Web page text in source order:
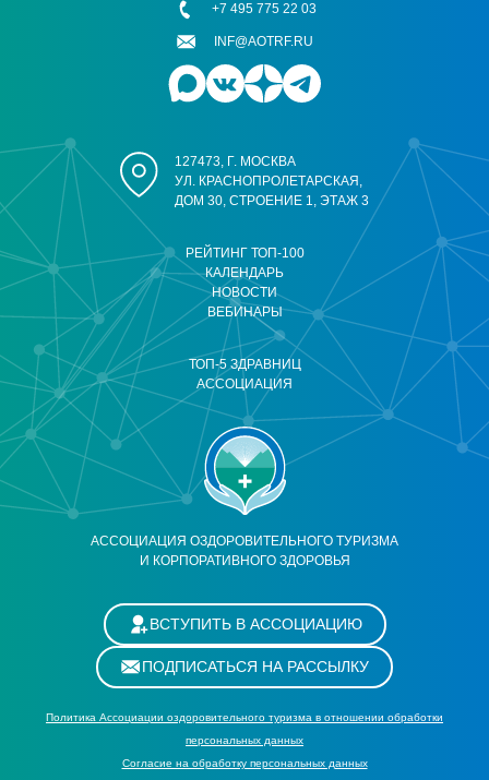
АССОЦИАЦИЯ ОЗДОРОВИТЕЛЬНОГО ТУРИЗМА
И КОРПОРАТИВНОГО ЗДОРОВЬЯ
РЕЙТИНГ ТОП-100
КАЛЕНДАРЬ
НОВОСТИ
ВЕБИНАРЫ
ТОП-5 ЗДРАВНИЦ
АССОЦИАЦИЯ
127473, Г. МОСКВА
УЛ. КРАСНОПРОЛЕТАРСКАЯ,
ДОМ 30, СТРОЕНИЕ 1, ЭТАЖ 3
+7 495 775 22 03
INF@AOTRF.RU
ВСТУПИТЬ В АССОЦИАЦИЮ
ПОДПИСАТЬСЯ НА РАССЫЛКУ
Политика Ассоциации оздоровительного туризма в отношении обработки
персональных данных
Cогласие на обработку персональных данных